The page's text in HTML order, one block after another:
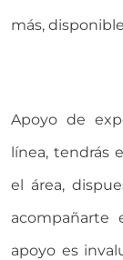
más,
Apoyo de
línea, tendrás
el área,
acompañarte
apoyo es